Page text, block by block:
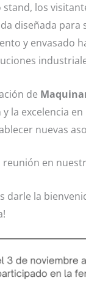
stand, los
diseñada
y envasado
de
y la excelencia
nuevas
reunión en
darle la